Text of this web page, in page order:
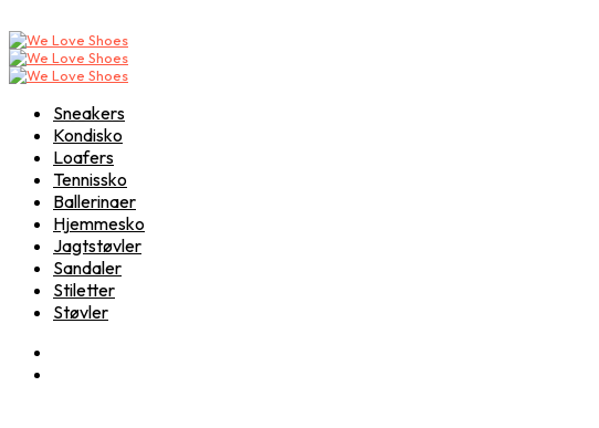
Sneakers
Kondisko
Loafers
Tennissko
Ballerinaer
Hjemmesko
Jagtstøvler
Sandaler
Stiletter
Støvler